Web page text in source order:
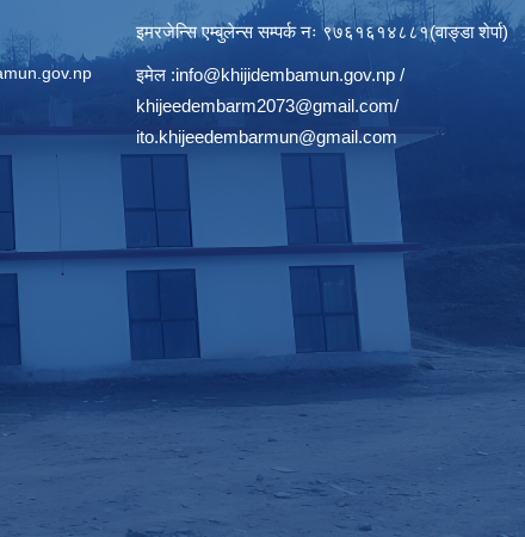
इमरजेन्सि एम्बुलेन्स सम्पर्क न‌ः ९७६१६१४८८१(वाङ्डा शेर्पा)
इमेल :info@khijidembamun.gov.np /
khijeedembarm2073@gmail.com/
ito.khijeedembarmun@gmail.com